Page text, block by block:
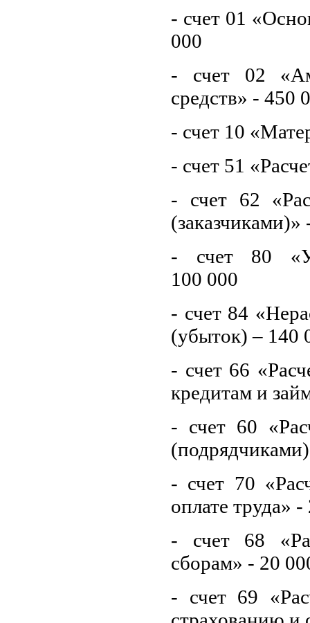
- счет 01
000
- счет 02
средств» - 450
- счет 10
- счет 51
- счет 62
- счет 80
100 000
- счет 84
(убыток) – 140
- счет 66
кредитам и
- счет 60
- счет 70
оплате труда»
- счет 68
сборам» - 20
- счет 69